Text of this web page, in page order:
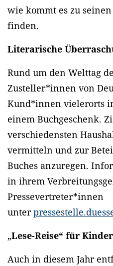
wie kommt es zu
finden.
Literarische
Rund um den Welttag
Zusteller*innen von
Kund*innen vielerorts
einem Buchgeschenk.
verschiedensten
vermitteln und zur
Buches anzuregen.
in ihrem
Pressevertreter*innen
unter
„Lese-Reise“ für
Auch in diesem Jahr